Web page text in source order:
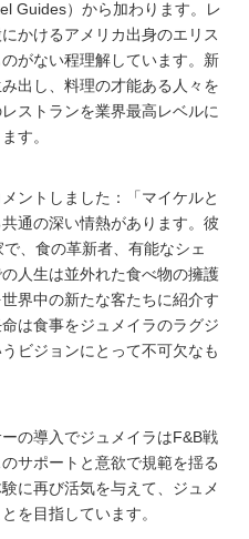
Guides）から加わります。レ
かけるアメリカ出身のエリス
がない程理解しています。新
出し、料理の才能ある人々を
ストランを業界最高レベルに
す。
ントしました：「マイケルと
通の深い情熱があります。彼
、食の革新者、有能なシェ
人生は並外れた食べ物の擁護
界中の新たな客たちに紹介す
は食事をジュメイラのラグジ
ビジョンにとって不可欠なも
の導入でジュメイラはF&B戦
サポートと意欲で規範を揺る
に再び活気を与えて、ジュメ
を目指しています。